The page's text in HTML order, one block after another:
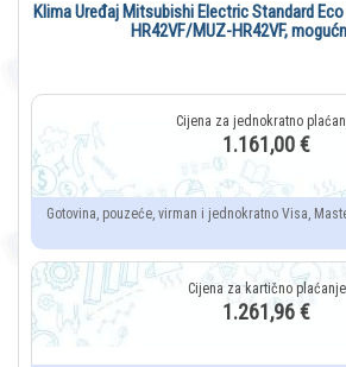
Klima Uređaj Mitsubishi Electric Standard
HR42VF/MUZ-HR42VF,
1.161,00 €
Gotovina, pouzeće, virman i jednokratno Visa,
1.261,96 €